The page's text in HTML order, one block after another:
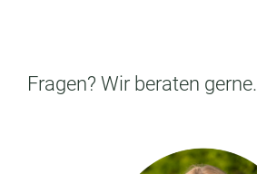
passt!
Fragen? Wir beraten gerne.